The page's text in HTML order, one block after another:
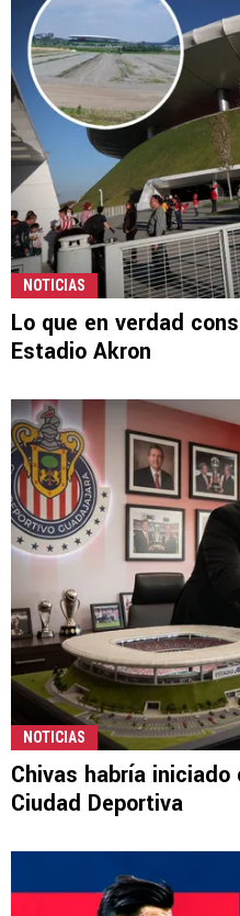
NOTICIAS
Lo que en verdad
Estadio Akron
NOTICIAS
Chivas habría
Ciudad Deportiva